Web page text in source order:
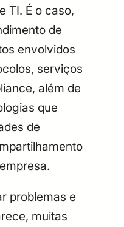
TI. É o caso,
de
envolvidos
serviços
além de
que
de
problemas e
muitas